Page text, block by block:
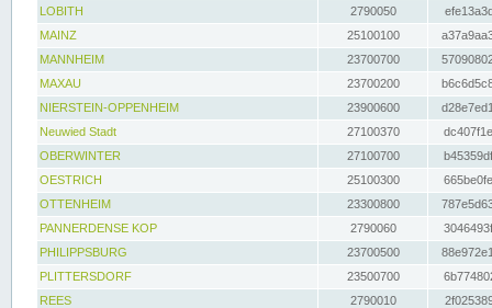
LOBITH
2790050
MAINZ
25100100
MANNHEIM
23700700
MAXAU
23700200
NIERSTEIN-OPPENHEIM
23900600
Neuwied Stadt
27100370
OBERWINTER
27100700
OESTRICH
25100300
OTTENHEIM
23300800
PANNERDENSE KOP
2790060
PHILIPPSBURG
23700500
PLITTERSDORF
23500700
REES
2790010